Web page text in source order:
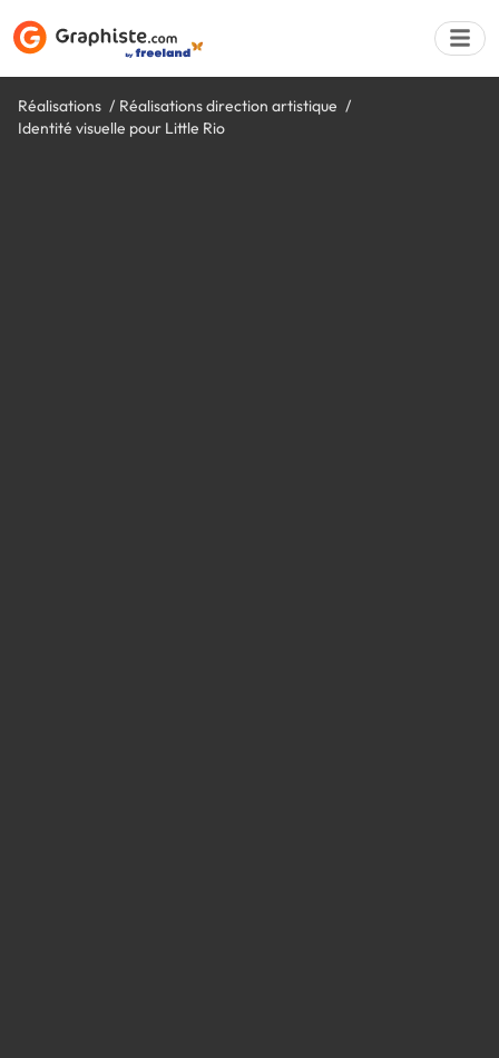
Réalisations
Réalisations direction artistique
Identité visuelle pour Little Rio